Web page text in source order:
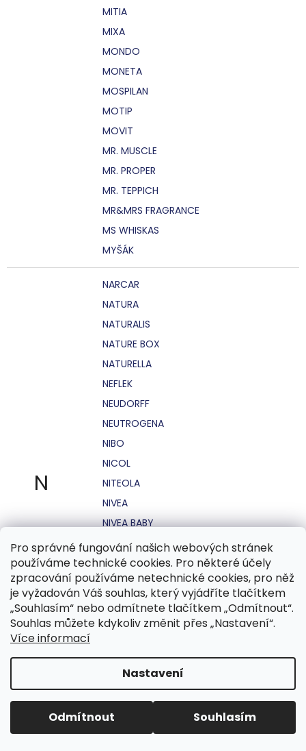
Pro správné fungování našich webových stránek
používáme technické cookies. Pro některé účely
zpracování používáme netechnické cookies, pro něž
je vyžadován Váš souhlas, který vyjádříte tlačítkem
„Souhlasím“ nebo odmítnete tlačítkem „Odmítnout“.
Souhlas můžete kdykoliv změnit přes „Nastavení“.
Více informací
Nastavení
Odmítnout Souhlasím
MITIA
MIXA
MONDO
MONETA
MOSPILAN
MOTIP
MOVIT
MR. MUSCLE
MR. PROPER
MR. TEPPICH
MR&MRS FRAGRANCE
MS WHISKAS
MYŠÁK
N
NARCAR
NATURA
NATURALIS
NATURE BOX
NATURELLA
NEFLEK
NEUDORFF
NEUTROGENA
NIBO
NICOL
NITEOLA
NIVEA
NIVEA BABY
NIVEA MEN
NIVEA SUN
NO STRESS
NOHEL GARDEN
NORDICS
NUK
O.B.
OASIS